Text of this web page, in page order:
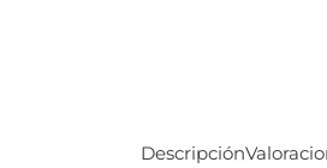
Descripción